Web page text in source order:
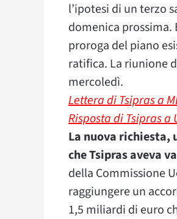
l’ipotesi di un terzo
domenica prossima.
proroga del piano
ratifica. La riunione
mercoledì.
Lettera di Tsipras a
Risposta di Tsipras a
La nuova richiesta,
che Tsipras aveva
della Commissione
raggiungere un
1,5 miliardi di euro